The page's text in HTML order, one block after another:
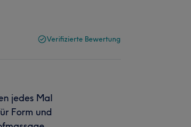
Verifizierte Bewertung
jedes Mal
Form und